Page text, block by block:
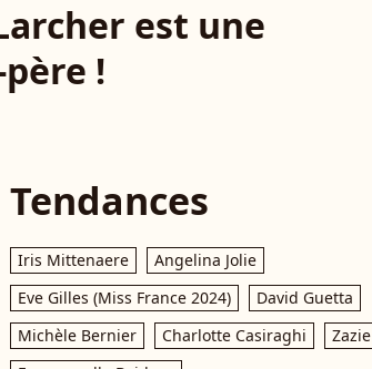
est une
!
Tendances
Iris Mittenaere
Angelina Jolie
Eve Gilles (Miss France 2024)
David Guetta
Michèle Bernier
Charlotte Casiraghi
Zazie